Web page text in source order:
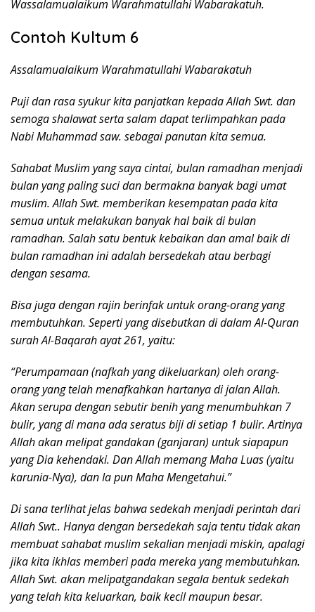
Wassalamualaikum Warahmatullahi Wabarakatuh.
Contoh Kultum 6
Assalamualaikum Warahmatullahi Wabarakatuh
Puji dan rasa syukur kita panjatkan kepada Allah Swt. dan
semoga shalawat serta salam dapat terlimpahkan pada
Nabi Muhammad saw. sebagai panutan kita semua.
Sahabat Muslim yang saya cintai, bulan ramadhan menjadi
bulan yang paling suci dan bermakna banyak bagi umat
muslim. Allah Swt. memberikan kesempatan pada kita
semua untuk melakukan banyak hal baik di bulan
ramadhan. Salah satu bentuk kebaikan dan amal baik di
bulan ramadhan ini adalah bersedekah atau berbagi
dengan sesama.
Bisa juga dengan rajin berinfak untuk orang-orang yang
membutuhkan. Seperti yang disebutkan di dalam Al-Quran
surah Al-Baqarah ayat 261, yaitu:
“Perumpamaan (nafkah yang dikeluarkan) oleh orang-
orang yang telah menafkahkan hartanya di jalan Allah.
Akan serupa dengan sebutir benih yang menumbuhkan 7
bulir, yang di mana ada seratus biji di setiap 1 bulir. Artinya
Allah akan melipat gandakan (ganjaran) untuk siapapun
yang Dia kehendaki. Dan Allah memang Maha Luas (yaitu
karunia-Nya), dan Ia pun Maha Mengetahui.”
Di sana terlihat jelas bahwa sedekah menjadi perintah dari
Allah Swt.. Hanya dengan bersedekah saja tentu tidak akan
membuat sahabat muslim sekalian menjadi miskin, apalagi
jika kita ikhlas memberi pada mereka yang membutuhkan.
Allah Swt. akan melipatgandakan segala bentuk sedekah
yang telah kita keluarkan, baik kecil maupun besar.